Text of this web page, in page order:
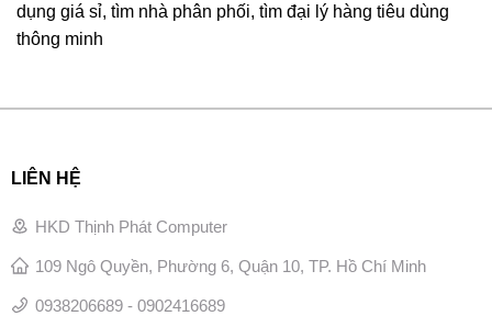
dụng giá sỉ, tìm nhà phân phối, tìm đại lý hàng tiêu dùng
thông minh
LIÊN HỆ
HKD Thịnh Phát Computer
109 Ngô Quyền, Phường 6, Quận 10, TP. Hồ Chí Minh
0938206689 - 0902416689